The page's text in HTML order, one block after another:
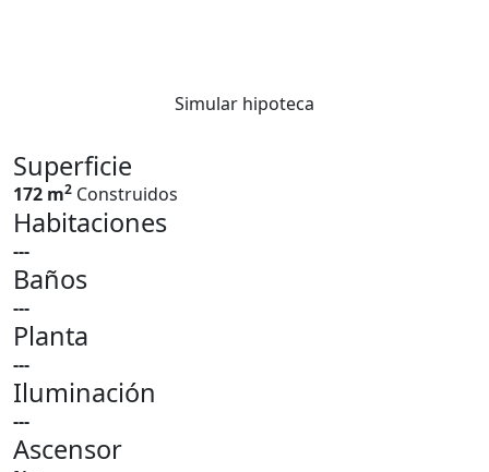
Simular hipoteca
Superficie
172 m2 Construidos
Habitaciones
---
Baños
---
Planta
---
Iluminación
---
Ascensor